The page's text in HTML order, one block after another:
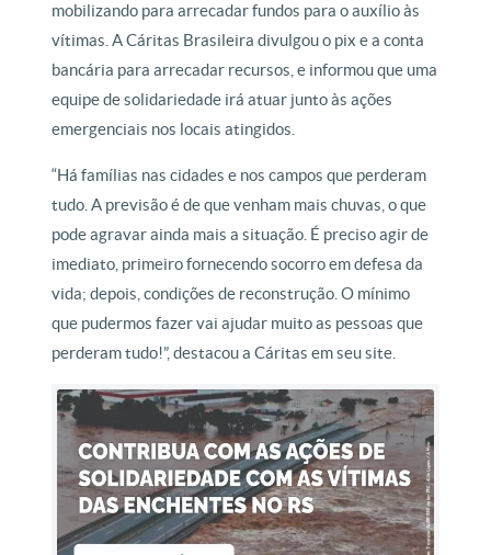
mobilizando para arrecadar fundos para o auxílio às
vítimas. A Cáritas Brasileira divulgou o pix e a conta
bancária para arrecadar recursos, e informou que uma
equipe de solidariedade irá atuar junto às ações
emergenciais nos locais atingidos.
“Há famílias nas cidades e nos campos que perderam
tudo. A previsão é de que venham mais chuvas, o que
pode agravar ainda mais a situação. É preciso agir de
imediato, primeiro fornecendo socorro em defesa da
vida; depois, condições de reconstrução. O mínimo
que pudermos fazer vai ajudar muito as pessoas que
perderam tudo!”, destacou a Cáritas em seu site.